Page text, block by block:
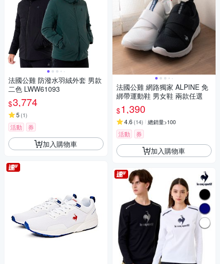
法國公雞 防潑水羽絨外套 男款
二色 LWW61093
$3,774
5 (1)
活動 券
加入購物車
法國公雞 網路獨家 ALPINE 免
綁帶運動鞋 男女鞋 兩款任選
$1,390
4.6 (14) 總銷量>100
活動 券
加入購物車